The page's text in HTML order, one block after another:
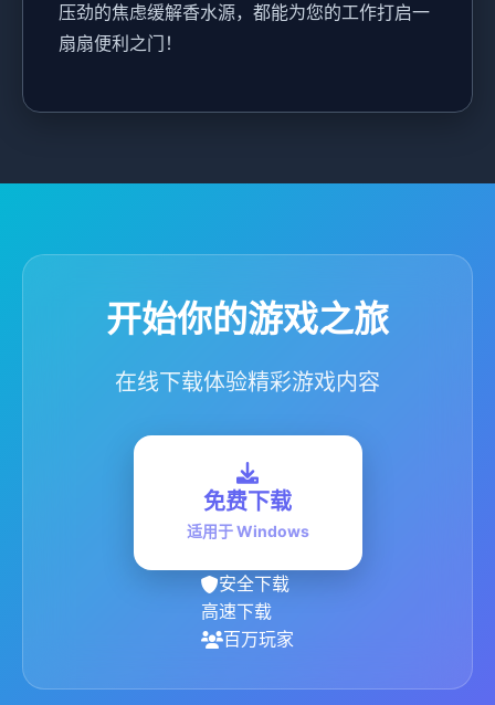
压劲的焦虑缓解香水源，都能为您的工作打启一
扇扇便利之门！
开始你的游戏之旅
在线下载体验精彩游戏内容
免费下载
适用于 Windows
安全下载
高速下载
百万玩家